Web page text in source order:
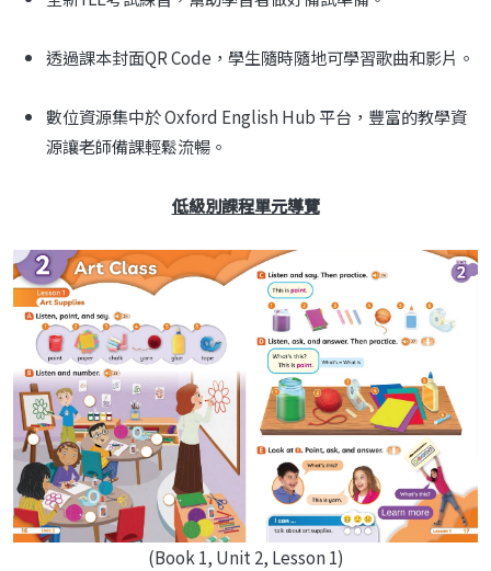
透過課本封面QR Code，學生隨時隨地可學習歌曲和影片。
數位資源集中於 Oxford English Hub 平台，豐富的教學資
源讓老師備課輕鬆流暢。
低級別課程單元導覽
(Book 1, Unit 2, Lesson 1)